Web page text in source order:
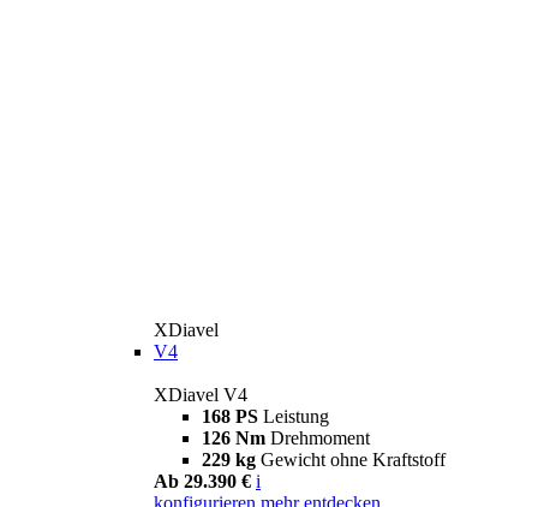
XDiavel
V4
XDiavel V4
168 PS Leistung
126 Nm Drehmoment
229 kg Gewicht ohne Kraftstoff
Ab 29.390 € i